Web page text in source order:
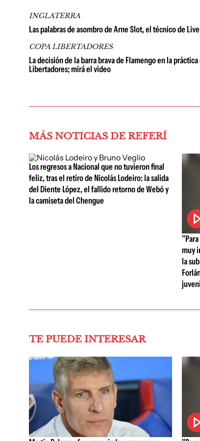
INGLATERRA
Las palabras de asombro de Arne Slot, el técnico de
COPA LIBERTADORES
La decisión de la barra brava de Flamengo en la
Libertadores; mirá el video
MÁS NOTICIAS DE REFERÍ
Los regresos a Nacional que no tuvieron final
feliz, tras el retiro de Nicolás Lodeiro: la salida
del Diente López, el fallido retorno de Webó y
la camiseta del Chengue
muy
la
TE PUEDE INTERESAR